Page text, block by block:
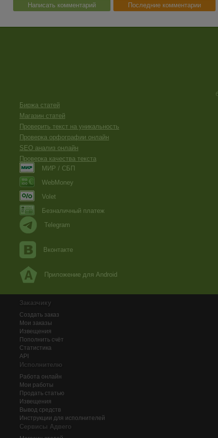
Написать комментарий Последние комментарии
Биржа статей
Магазин статей
Проверить текст на уникальность
Проверка орфографии онлайн
SEO анализ онлайн
Проверка качества текста
МИР / СБП
WebMoney
Volet
Безналичный платеж
Telegram
Вконтакте
Приложение для Android
Заказчику
Создать заказ
Мои заказы
Извещения
Пополнить счёт
Статистика
API
Исполнителю
Работа онлайн
Мои работы
Продать статью
Извещения
Вывод средств
Инструкции для исполнителей
Сервисы Адвего